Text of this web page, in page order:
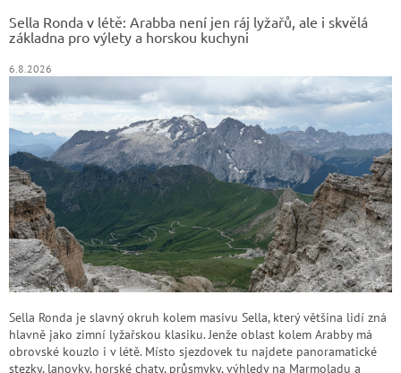
Sella Ronda v létě: Arabba není jen ráj lyžařů, ale i skvělá
základna pro výlety a horskou kuchyni
6.8.2026
Sella Ronda je slavný okruh kolem masivu Sella, který většina lidí zná
hlavně jako zimní lyžařskou klasiku. Jenže oblast kolem Arabby má
obrovské kouzlo i v létě. Místo sjezdovek tu najdete panoramatické
stezky, lanovky, horské chaty, průsmyky, výhledy na Marmoladu a